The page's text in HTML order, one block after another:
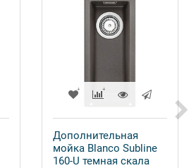
Дополнительная
мойка Blanco Subline
160-U темная скала